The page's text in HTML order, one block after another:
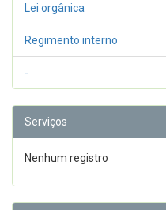
Lei orgânica
Regimento interno
-
Serviços
Nenhum registro